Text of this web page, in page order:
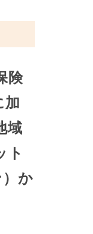
険
加
域
ト
か